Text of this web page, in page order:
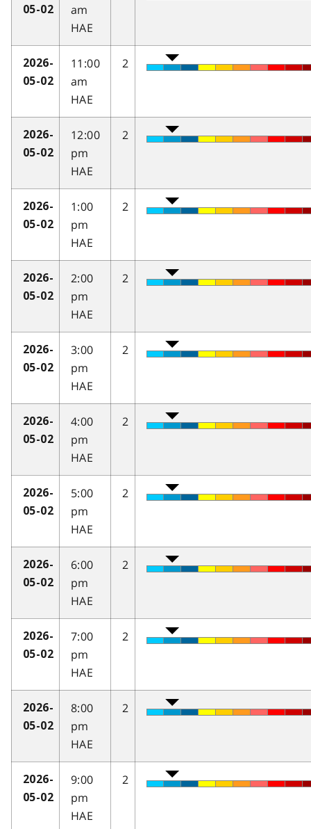
05-02
am
HAE
2026-
05-02
11:00
am
HAE
2
2026-
05-02
12:00
pm
HAE
2
2026-
05-02
1:00
pm
HAE
2
2026-
05-02
2:00
pm
HAE
2
2026-
05-02
3:00
pm
HAE
2
2026-
05-02
4:00
pm
HAE
2
2026-
05-02
5:00
pm
HAE
2
2026-
05-02
6:00
pm
HAE
2
2026-
05-02
7:00
pm
HAE
2
2026-
05-02
8:00
pm
HAE
2
2026-
05-02
9:00
pm
HAE
2